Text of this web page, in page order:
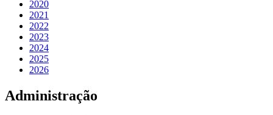
2020
2021
2022
2023
2024
2025
2026
Administração